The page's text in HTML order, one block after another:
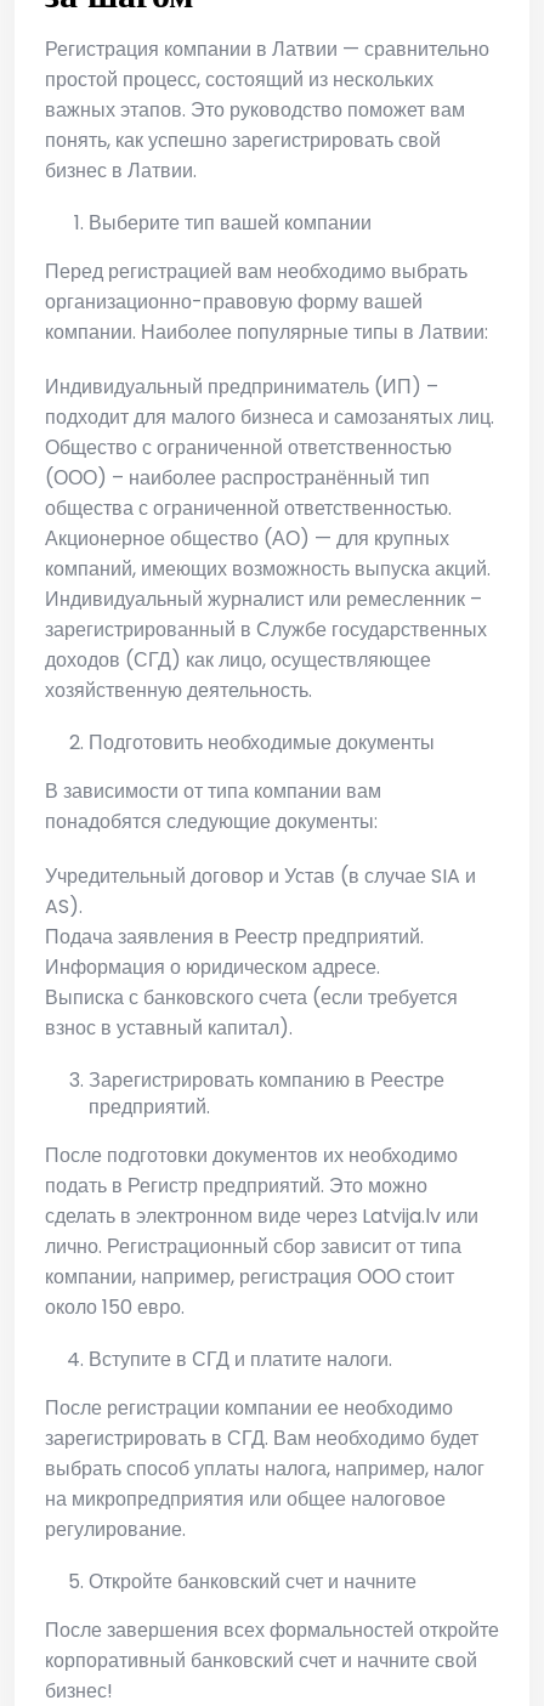
Регистрация компании в Латвии — сравнительно
простой процесс, состоящий из нескольких
важных этапов. Это руководство поможет вам
понять, как успешно зарегистрировать свой
бизнес в Латвии.
Выберите тип вашей компании
Перед регистрацией вам необходимо выбрать
организационно-правовую форму вашей
компании. Наиболее популярные типы в Латвии:
Индивидуальный предприниматель (ИП) –
подходит для малого бизнеса и самозанятых лиц.
Общество с ограниченной ответственностью
(ООО) – наиболее распространённый тип
общества с ограниченной ответственностью.
Акционерное общество (АО) — для крупных
компаний, имеющих возможность выпуска акций.
Индивидуальный журналист или ремесленник –
зарегистрированный в Службе государственных
доходов (СГД) как лицо, осуществляющее
хозяйственную деятельность.
Подготовить необходимые документы
В зависимости от типа компании вам
понадобятся следующие документы:
Учредительный договор и Устав (в случае SIA и
AS).
Подача заявления в Реестр предприятий.
Информация о юридическом адресе.
Выписка с банковского счета (если требуется
взнос в уставный капитал).
Зарегистрировать компанию в Реестре
предприятий.
После подготовки документов их необходимо
подать в Регистр предприятий. Это можно
сделать в электронном виде через Latvija.lv или
лично. Регистрационный сбор зависит от типа
компании, например, регистрация ООО стоит
около 150 евро.
Вступите в СГД и платите налоги.
После регистрации компании ее необходимо
зарегистрировать в СГД. Вам необходимо будет
выбрать способ уплаты налога, например, налог
на микропредприятия или общее налоговое
регулирование.
Откройте банковский счет и начните
После завершения всех формальностей откройте
корпоративный банковский счет и начните свой
бизнес!